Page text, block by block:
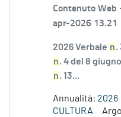
Contenuto Web
apr-2026 13.21
2026 Verbale n.
n. 4 del 8
n. 13...
Annualità: 2026
CULTURA